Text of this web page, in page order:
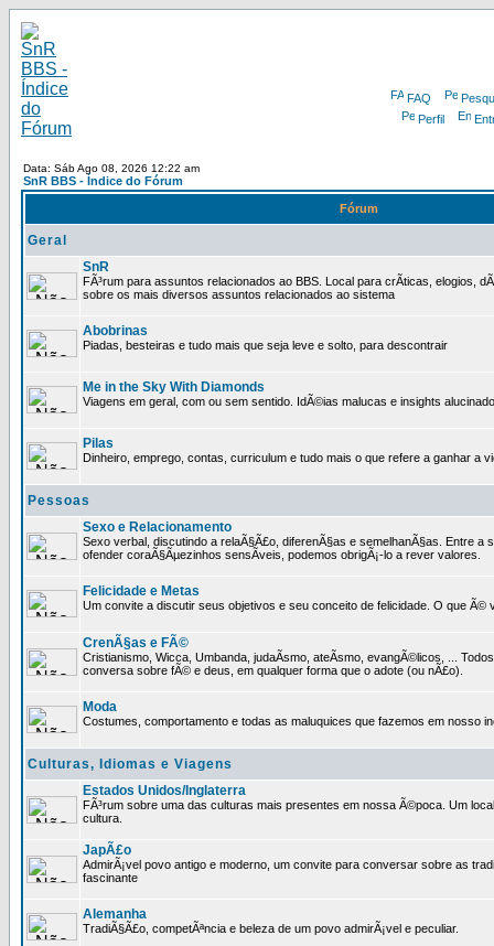
FAQ
Perfil
Data: Sáb Ago 08, 2026 12:22 am
SnR BBS - Índice do Fórum
Fórum
Geral
SnR
FÃ³rum para assuntos relacionados ao BBS. Local para crÃ­ticas, elogios,
sobre os mais diversos assuntos relacionados ao sistema
Abobrinas
Piadas, besteiras e tudo mais que seja leve e solto, para descontrair
Me in the Sky With Diamonds
Viagens em geral, com ou sem sentido. IdÃ©ias malucas e insights
Pilas
Dinheiro, emprego, contas, curriculum e tudo mais o que refere a ganhar a
Pessoas
Sexo e Relacionamento
Sexo verbal, discutindo a relaÃ§Ã£o, diferenÃ§as e semelhanÃ§as. Entre a
ofender coraÃ§Ãµezinhos sensÃ­veis, podemos obrigÃ¡-lo a rever valores.
Felicidade e Metas
Um convite a discutir seus objetivos e seu conceito de felicidade. O que Ã©
CrenÃ§as e FÃ©
Cristianismo, Wicca, Umbanda, judaÃ­smo, ateÃ­smo, evangÃ©licos, ...
conversa sobre fÃ© e deus, em qualquer forma que o adote (ou nÃ£o).
Moda
Costumes, comportamento e todas as maluquices que fazemos em nosso
Culturas, Idiomas e Viagens
Estados Unidos/Inglaterra
FÃ³rum sobre uma das culturas mais presentes em nossa Ã©poca. Um
cultura.
JapÃ£o
AdmirÃ¡vel povo antigo e moderno, um convite para conversar sobre as
fascinante
Alemanha
TradiÃ§Ã£o, competÃªncia e beleza de um povo admirÃ¡vel e peculiar.